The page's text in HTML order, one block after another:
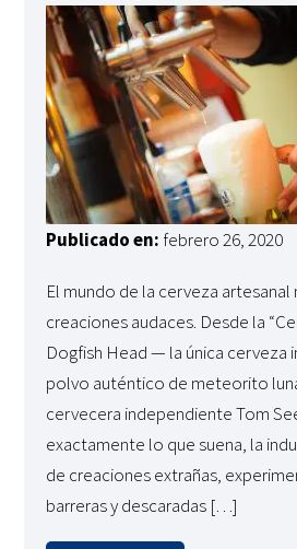
Publicado en: febrero 26, 2020
El mundo de la cerveza artesanal
creaciones audaces. Desde la
Dogfish Head — la única cerveza
polvo auténtico de meteorito
cervecera independiente Tom
exactamente lo que suena, la
de creaciones extrañas,
barreras y descaradas […]